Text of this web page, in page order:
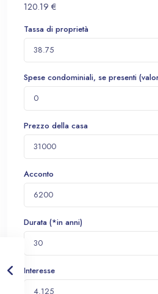
120.19 €
Tassa di proprietà
Spese condominiali, se presenti
Prezzo della casa
Acconto
Durata (*in anni)
Interesse